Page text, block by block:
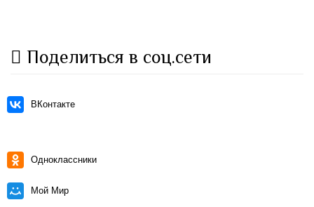
Поделиться в соц.сети
ВКонтакте
Одноклассники
Мой Мир